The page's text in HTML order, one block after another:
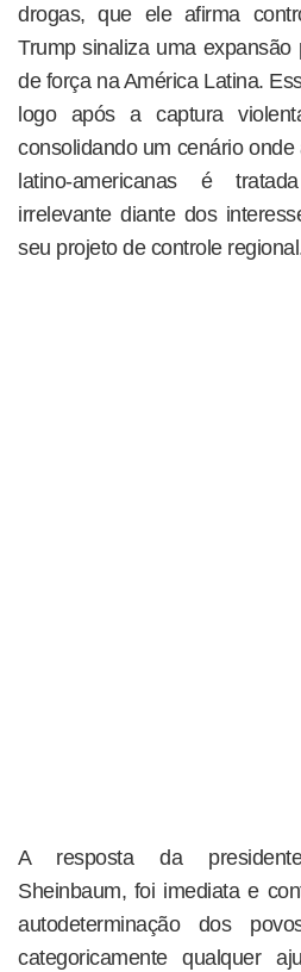
drogas, que ele afirma
Trump sinaliza uma
de força na América Latina.
logo após a captura
consolidando um cenário
latino-americanas é
irrelevante diante dos
seu projeto de controle
A resposta da
Sheinbaum, foi imediata e
autodeterminação dos
categoricamente qualquer